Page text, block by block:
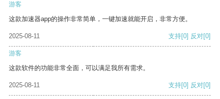
游客
这款加速器app的操作非常简单，一键加速就能开启，非常方便。
2025-08-11 支持[0] 反对[0]
游客
这款软件的功能非常全面，可以满足我所有需求。
2025-08-11 支持[0] 反对[0]